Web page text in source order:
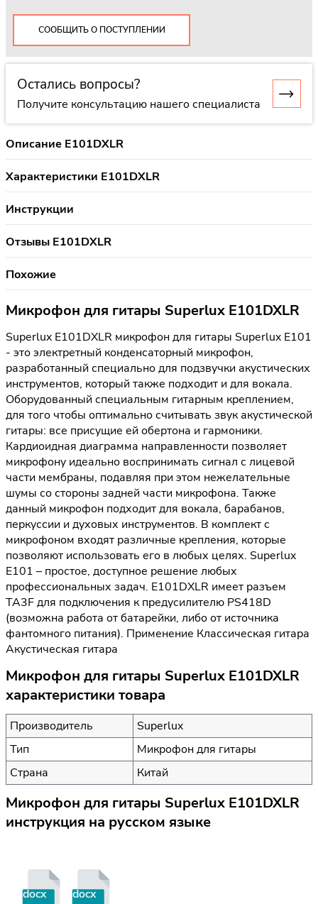
СООБЩИТЬ О ПОСТУПЛЕНИИ
Остались вопросы?
Получите консультацию нашего специалиста
Описание E101DXLR
Характеристики E101DXLR
Инструкции
Отзывы E101DXLR
Похожие
Микрофон для гитары Superlux E101DXLR
Superlux E101DXLR микрофон для гитары Superlux E101
- это электретный конденсаторный микрофон,
разработанный специально для подзвучки акустических
инструментов, который также подходит и для вокала.
Оборудованный специальным гитарным креплением,
для того чтобы оптимально считывать звук акустической
гитары: все присущие ей обертона и гармоники.
Кардиоидная диаграмма направленности позволяет
микрофону идеально воспринимать сигнал с лицевой
части мембраны, подавляя при этом нежелательные
шумы со стороны задней части микрофона. Также
данный микрофон подходит для вокала, барабанов,
перкуссии и духовых инструментов. В комплект с
микрофоном входят различные крепления, которые
позволяют использовать его в любых целях. Superlux
E101 – простое, доступное решение любых
профессиональных задач. E101DXLR имеет разъем
TA3F для подключения к предусилителю PS418D
(возможна работа от батарейки, либо от источника
фантомного питания). Применение Классическая гитара
Акустическая гитара
Микрофон для гитары Superlux E101DXLR
характеристики товара
Производитель
Superlux
Тип
Микрофон для гитары
Страна
Китай
Микрофон для гитары Superlux E101DXLR
инструкция на русском языке
docx docx